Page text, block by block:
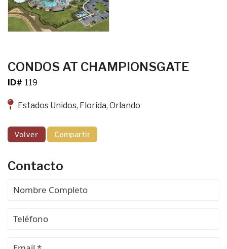
CONDOS AT CHAMPIONSGATE
ID# 119
Estados Unidos, Florida, Orlando
Volver Compartir
Contacto